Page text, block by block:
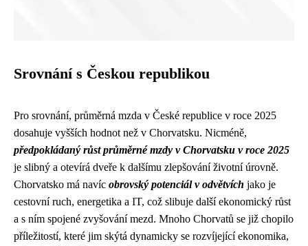
Srovnání s Českou republikou
Pro srovnání, průměrná mzda v České republice v roce 2025
dosahuje vyšších hodnot než v Chorvatsku. Nicméně,
předpokládaný růst průměrné mzdy v Chorvatsku v roce 2025
je slibný a otevírá dveře k dalšímu zlepšování životní úrovně.
Chorvatsko má navíc obrovský potenciál v odvětvích jako je
cestovní ruch, energetika a IT, což slibuje další ekonomický růst
a s ním spojené zvyšování mezd. Mnoho Chorvatů se již chopilo
příležitostí, které jim skýtá dynamicky se rozvíjející ekonomika,